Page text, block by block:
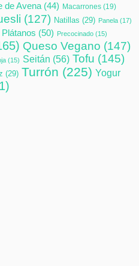
de Avena (44) Macarrones (19)
(127) Natillas (29) Panela (17)
Plátanos (50) Precocinado (15)
Queso Vegano (147)
(15) Seitán (56) Tofu (145)
(29) Turrón (225) Yogur